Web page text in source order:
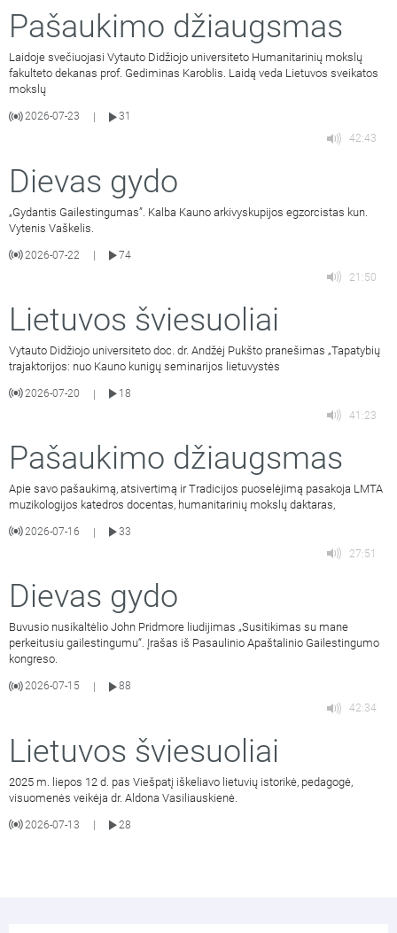
Pašaukimo džiaugsmas
Laidoje svečiuojasi Vytauto Didžiojo universiteto Humanitarinių mokslų
fakulteto dekanas prof. Gediminas Karoblis. Laidą veda Lietuvos sveikatos
mokslų
2026-07-23
31
42:43
Dievas gydo
„Gydantis Gailestingumas”. Kalba Kauno arkivyskupijos egzorcistas kun.
Vytenis Vaškelis.
2026-07-22
74
21:50
Lietuvos šviesuoliai
Vytauto Didžiojo universiteto doc. dr. Andžėj Pukšto pranešimas „Tapatybių
trajaktorijos: nuo Kauno kunigų seminarijos lietuvystės
2026-07-20 |
18
41:23
Pašaukimo džiaugsmas
Apie savo pašaukimą, atsivertimą ir Tradicijos puoselėjimą pasakoja LMTA
muzikologijos katedros docentas, humanitarinių mokslų daktaras,
2026-07-16 |
33
27:51
Dievas gydo
Buvusio nusikaltėlio John Pridmore liudijimas „Susitikimas su mane
perkeitusiu gailestingumu“. Įrašas iš Pasaulinio Apaštalinio Gailestingumo
kongreso.
2026-07-15
88
42:34
Lietuvos šviesuoliai
2025 m. liepos 12 d. pas Viešpatį iškeliavo lietuvių istorikė, pedagogė,
visuomenės veikėja dr. Aldona Vasiliauskienė.
2026-07-13 28